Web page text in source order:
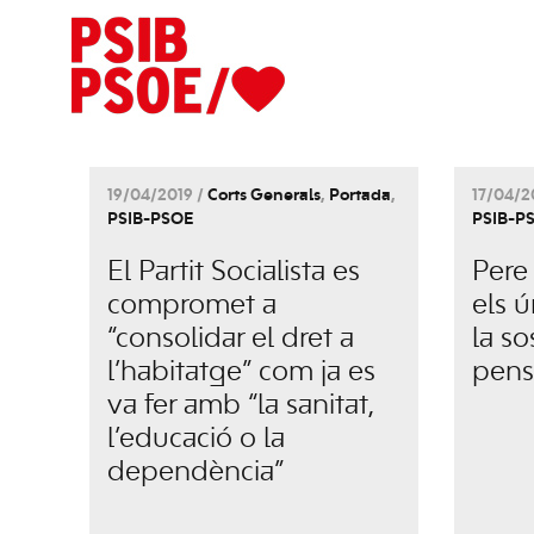
19/04/2019 / Corts Generals, Portada,
PSIB-PSOE
El Partit Socialista es
compromet a
“consolidar el dret a
l’habitatge” com ja es
va fer amb “la sanitat,
l’educació o la
dependència”
17/04/
PSIB-
els
la